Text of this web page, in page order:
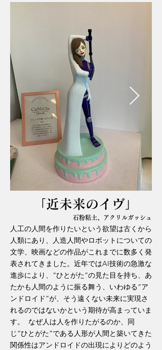
「近未来のイヴ」
石粉粘土、アクリルガッシュ
人工の人間を作りたいという欲望は古くから
人類にあり、人造人間やロボットについての
文学、映画などの作品がこれまでに数多く発
表されてきました。近年ではAI技術の急激な
進歩により、“ひとがた”の見た目を持ち、あ
たかも人間のように振る舞う、いわゆる“ア
ンドロイド”が、そう遠くない未来に実現さ
れるのではないかという期待が高まっていま
す。 なぜ人は人を作りたがるのか、同
じ“ひとがた”である人形が人間と築いてきた
関係性はアンドロイドの出現によりどのよう